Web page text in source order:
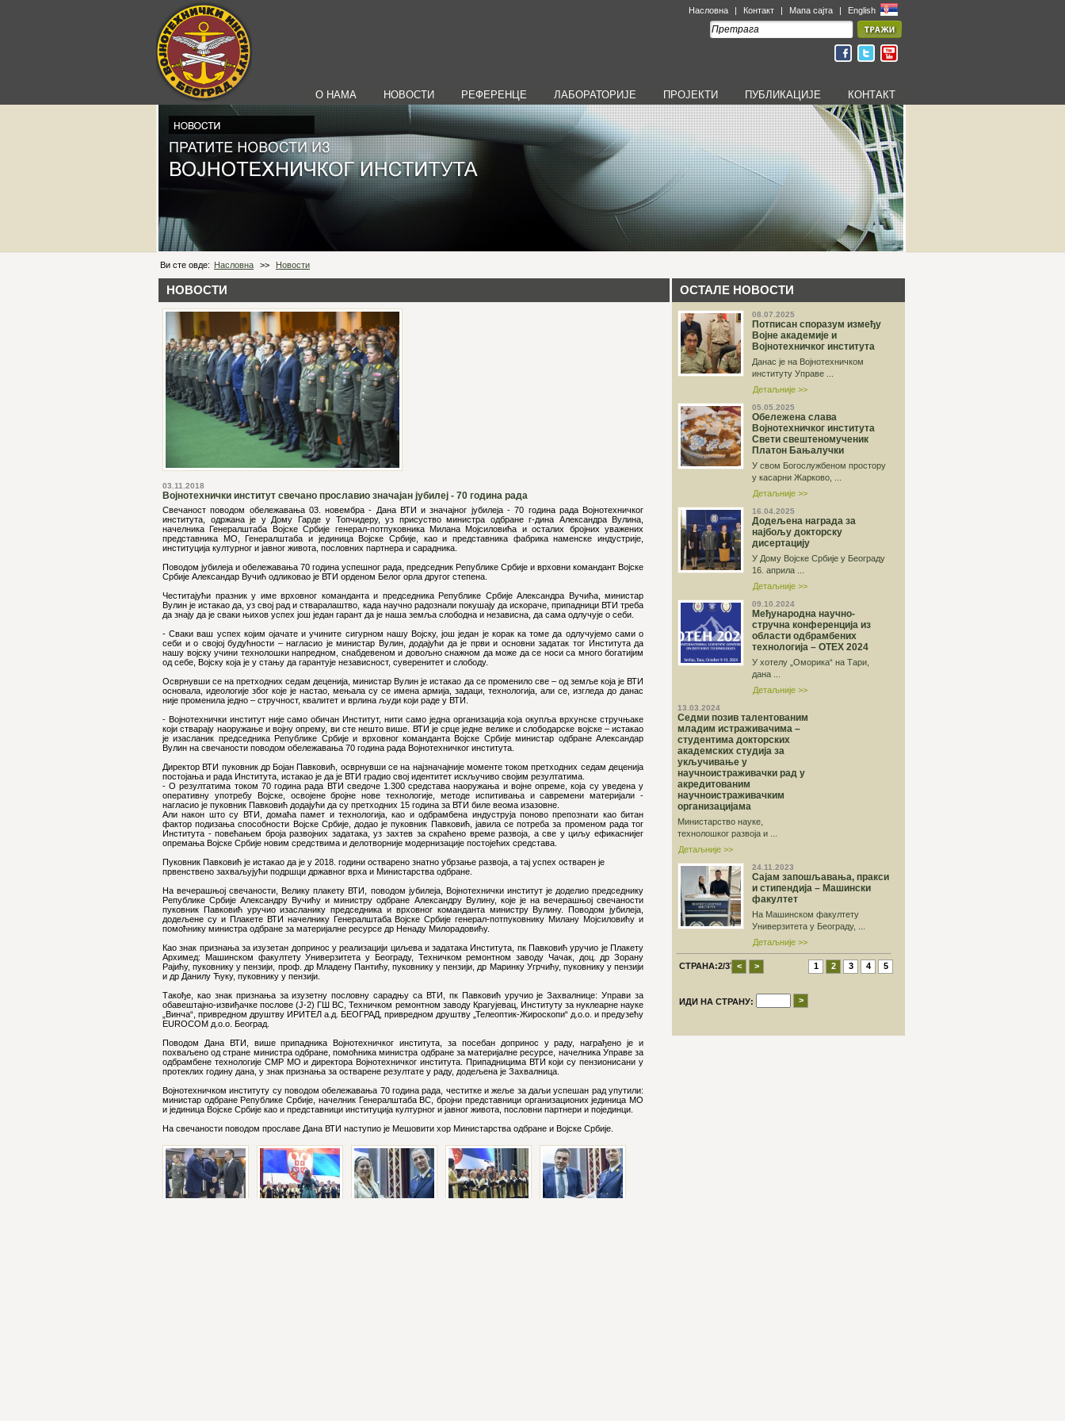
Насловна | Контакт | Мапа сајта | English
О НАМА НОВОСТИ РЕФЕРЕНЦЕ ЛАБОРАТОРИЈЕ ПРОЈЕКТИ ПУБЛИКАЦИЈЕ КОНТАКТ
Ви сте овде: Насловна >> Новости
НОВОСТИ
03.11.2018
Војнотехнички институт свечано прославио значајан јубилеј - 70 година рада
Свечаност поводом обележавања 03. новембра - Дана ВТИ и значајног јубилеја - 70 година рада Војнотехничког
института, одржана је у Дому Гарде у Топчидеру, уз присуство министра одбране г-дина Александра Вулина,
начелника Генералштаба Војске Србије генерал-потпуковника Милана Мојсиловића и осталих бројних уважених
представника МО, Генералштаба и јединица Војске Србије, као и представника фабрика наменске индустрије,
институција културног и јавног живота, пословних партнера и сарадника.
Поводом јубилеја и обележавања 70 година успешног рада, председник Републике Србије и врховни командант Војске
Србије Александар Вучић одликовао је ВТИ орденом Белог орла другог степена.
Честитајући празник у име врховног команданта и председника Републике Србије Александра Вучића, министар
Вулин је истакао да, уз свој рад и стваралаштво, када научно радознали покушају да искораче, припадници ВТИ треба
да знају да је сваки њихов успех још један гарант да је наша земља слободна и независна, да сама одлучује о себи.
- Сваки ваш успех којим ојачате и учините сигурном нашу Војску, још један је корак ка томе да одлучујемо сами о
себи и о својој будућности – нагласио је министар Вулин, додајући да је први и основни задатак тог Института да
нашу војску учини технолошки напредном, снабдевеном и довољно снажном да може да се носи са много богатијим
од себе, Војску која је у стању да гарантује независност, суверенитет и слободу.
Осврнувши се на претходних седам деценија, министар Вулин је истакао да се променило све – од земље која је ВТИ
основала, идеологије због које је настао, мењала су се имена армија, задаци, технологија, али се, изгледа до данас
није променила једно – стручност, квалитет и врлина људи који раде у ВТИ.
- Војнотехнички институт није само обичан Институт, нити само једна организација која окупља врхунске стручњаке
који стварају наоружање и војну опрему, ви сте нешто више. ВТИ је срце једне велике и слободарске војске – истакао
је изасланик председника Републике Србије и врховног команданта Војске Србије министар одбране Александар
Вулин на свечаности поводом обележавања 70 година рада Војнотехничког института.
Директор ВТИ пуковник др Бојан Павковић, осврнувши се на најзначајније моменте током претходних седам деценија
постојања и рада Института, истакао је да је ВТИ градио свој идентитет искључиво својим резултатима.
- О резултатима током 70 година рада ВТИ сведоче 1.300 средстава наоружања и војне опреме, која су уведена у
оперативну употребу Војске, освојене бројне нове технологије, методе испитивања и савремени материјали -
нагласио је пуковник Павковић додајући да су претходних 15 година за ВТИ биле веома изазовне.
Али након што су ВТИ, домаћа памет и технологија, као и одбрамбена индуструја поново препознати као битан
фактор подизања способности Војске Србије, додао је пуковник Павковић, јавила се потреба за променом рада тог
Института - повећањем броја развојних задатака, уз захтев за скраћено време развоја, а све у циљу ефикаснијег
опремања Војске Србије новим средствима и делотворније модернизације постојећих средстава.
Пуковник Павковић је истакао да је у 2018. години остварено знатно убрзање развоја, а тај успех остварен је
првенствено захваљујући подршци државног врха и Министарства одбране.
На вечерашњој свечаности, Велику плакету ВТИ, поводом јубилеја, Војнотехнички институт је доделио председнику
Републике Србије Александру Вучићу и министру одбране Александру Вулину, које је на вечерашњој свечаности
пуковник Павковић уручио изасланику председника и врховног команданта министру Вулину. Поводом јубилеја,
додељене су и Плакете ВТИ начелнику Генералштаба Војске Србије генерал-потпуковнику Милану Мојсиловићу и
помоћнику министра одбране за материјалне ресурсе др Ненаду Милорадовићу.
Као знак признања за изузетан допринос у реализацији циљева и задатака Института, пк Павковић уручио је Плакету
Архимед: Машинском факултету Универзитета у Београду, Техничком ремонтном заводу Чачак, доц. др Зорану
Рајићу, пуковнику у пензији, проф. др Младену Пантићу, пуковнику у пензији, др Маринку Угрчићу, пуковнику у пензији
и др Данилу Ћуку, пуковнику у пензији.
Такође, као знак признања за изузетну пословну сарадњу са ВТИ, пк Павковић уручио је Захвалнице: Управи за
обавештајно-извиђачке послове (Ј-2) ГШ ВС, Техничком ремонтном заводу Крагујевац, Институту за нуклеарне науке
„Винча“, привредном друштву ИРИТЕЛ а.д. БЕОГРАД, привредном друштву „Телеоптик-Жироскопи“ д.о.о. и предузећу
EUROCOM д.о.о. Београд.
Поводом Дана ВТИ, више припадника Војнотехничког института, за посебан допринос у раду, награђено је и
похваљено од стране министра одбране, помоћника министра одбране за материјалне ресурсе, начелника Управе за
одбрамбене технологије СМР МО и директора Војнотехничког института. Припадницима ВТИ који су пензионисани у
протеклих годину дана, у знак признања за остварене резултате у раду, додељена је Захвалница.
Војнотехничком институту су поводом обележавања 70 година рада, честитке и жеље за даљи успешан рад упутили:
министар одбране Републике Србије, начелник Генералштаба ВС, бројни представници организационих јединица МО
и јединица Војске Србије као и представници институција културног и јавног живота, пословни партнери и појединци.
На свечаности поводом прославе Дана ВТИ наступио је Мешовити хор Министарства одбране и Војске Србије.
ОСТАЛЕ НОВОСТИ
08.07.2025
Потписан споразум између
Војне академије и
Војнотехничког института
Данас је на Војнотехничком
институту Управе ...
Детаљније >>
05.05.2025
Обележена слава
Војнотехничког института
Свети свештеномученик
Платон Бањалучки
У свом Богослужбеном простору
у касарни Жарковo, ...
Детаљније >>
16.04.2025
Додељена награда за
најбољу докторску
дисертацију
У Дому Војске Србије у Београду
16. априла ...
Детаљније >>
09.10.2024
Међународна научно-
стручна конференција из
области одбрамбених
технологија – ОТЕХ 2024
У хотелу „Оморика“ на Тари,
дана ...
Детаљније >>
13.03.2024
Седми позив талентованим
младим истраживачима –
студентима докторских
академских студија за
укључивање у
научноистраживачки рад у
акредитованим
научноистраживачким
организацијама
Министарство науке,
технолошког развоја и ...
Детаљније >>
24.11.2023
Сајам запошљавања, пракси
и стипендија – Машински
факултет
На Машинском факултету
Универзитета у Београду, ...
Детаљније >>
СТРАНА:2/37 < > 1 2 3 4 5
ИДИ НА СТРАНУ: >